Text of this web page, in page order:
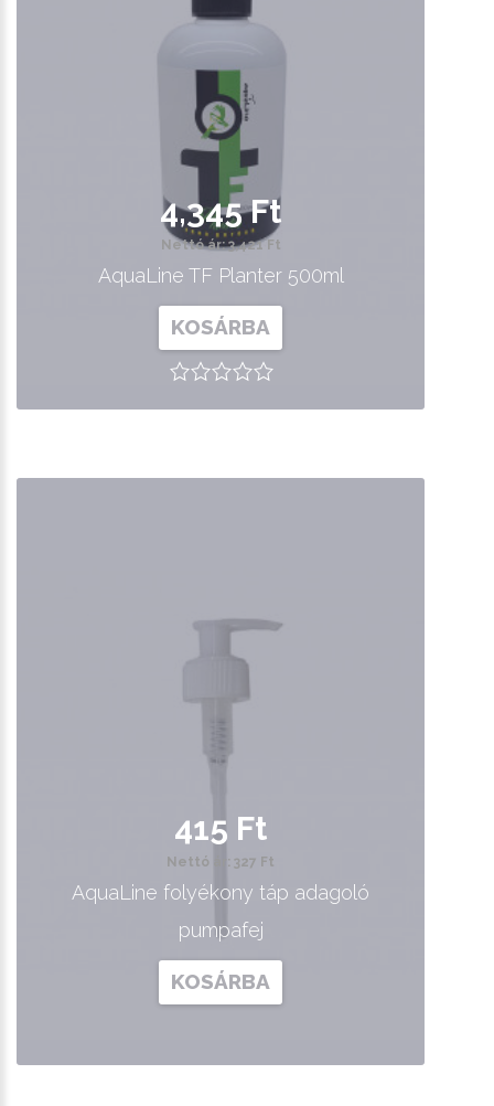
4,345 Ft
Nettó ár: 3,421 Ft
AquaLine TF Planter 500ml
KOSÁRBA
415 Ft
Nettó ár: 327 Ft
AquaLine folyékony táp adagoló
pumpafej
KOSÁRBA